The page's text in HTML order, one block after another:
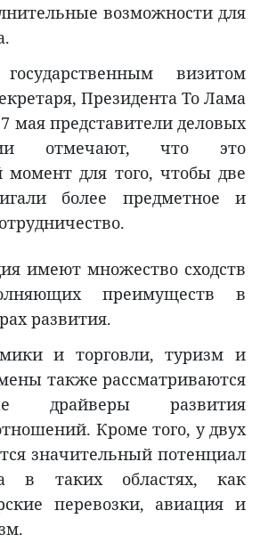
возможности для
визитом
Президента То Лама
мая представители деловых
отмечают, что это
момент для того, чтобы две
более предметное и
имеют множество сходств
преимуществ в
развития.
и торговли, туризм и
также рассматриваются
драйверы развития
Кроме того, у двух
значительный потенциал
в таких областях, как
перевозки, авиация и